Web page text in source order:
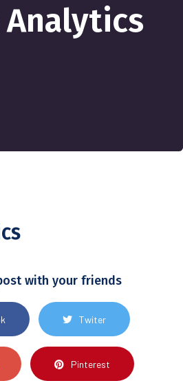
Analytics
with your friends
Twiter
Pinterest